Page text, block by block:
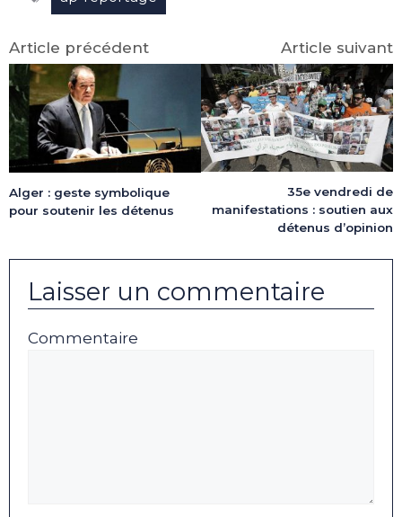
Article précédent
Alger : geste symbolique
pour soutenir les détenus
Article suivant
35e vendredi de
manifestations : soutien aux
détenus d’opinion
Laisser un commentaire
Commentaire